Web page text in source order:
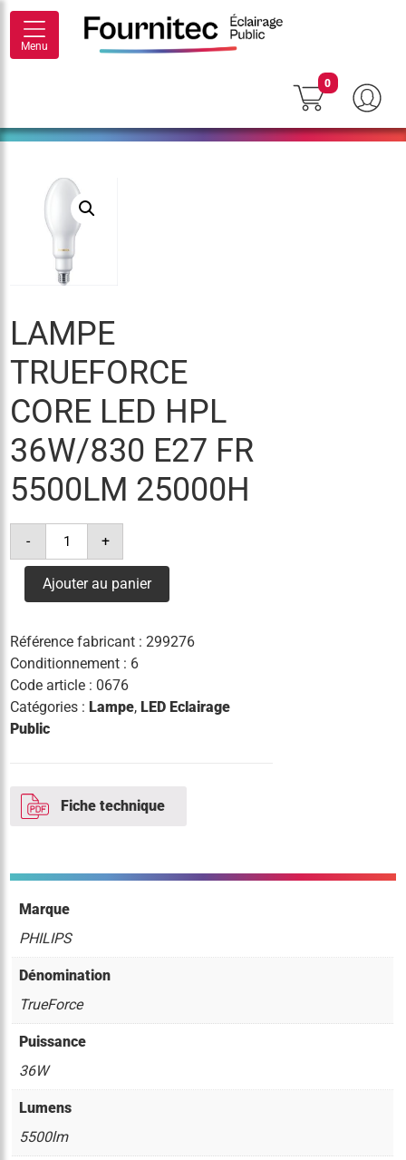
Menu
0
LAMPE
TRUEFORCE
CORE LED HPL
36W/830 E27 FR
5500LM 25000H
-
quantité
lampe
core
led
e27
fr
25000h
+
Ajouter au panier
Référence fabricant :299276
Conditionnement : 6
Code article : 0676
Catégories : Lampe, LED Eclairage
Public
Fiche technique
Marque
PHILIPS
Dénomination
TrueForce
Puissance
36W
Lumens
5500lm